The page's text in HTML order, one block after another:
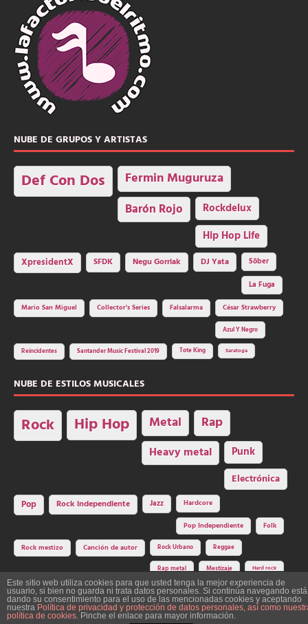
NUBE DE GRUPOS Y ARTISTAS
Def Con Dos Fermin Muguruza
Barón Rojo Rockdelux
Hip Hop Life
XpresidentX SFDK Negu Gorriak DJ Yata
Sôber
La Fuga
Mario San Miguel
Collector's Series Falsalarma César Strawberry
Azul Y Negro
Reincidentes Santander Music Festival 2019 Tote King Saratoga
NUBE DE ESTILOS MUSICALES
Rock Hip Hop Metal Rap
Heavy metal Punk
Electrónica
Pop Rock independiente Jazz Hardcore
Pop Independiente Folk
Rock mestizo Canción de autor Rock Urbano Reggae
Rap metal Mestizaje Hard rock
Construcción y diseño: La Factoría del Ritmo Art Studio. Edita: Asociación
Este sitio web utiliza cookies para que usted tenga la mejor experiencia de
usuario, si bien no guarda ni trata datos personales. Si continúa navegando está
dando su consentimiento para el uso de las mencionadas cookies y aceptando
nuestra Política de privacidad y protección de datos personales, así como
política de cookies. Pinche el enlace para mayor información.